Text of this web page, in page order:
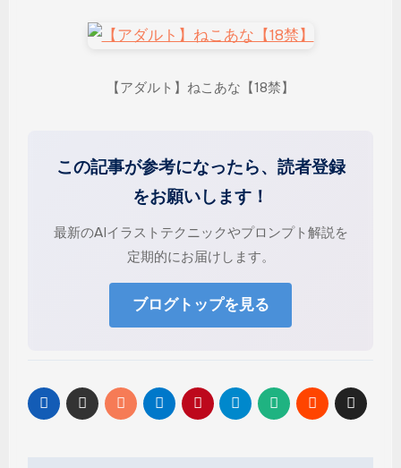
【アダルト】ねこあな【18禁】
この記事が参考になったら、読者登録
をお願いします！
最新のAIイラストテクニックやプロンプト解説を
定期的にお届けします。
ブログトップを見る